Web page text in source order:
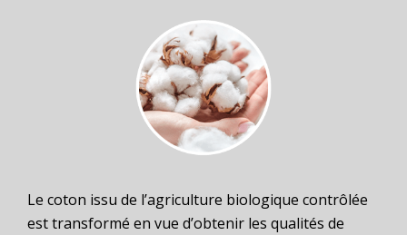
Le coton issu de l’agriculture biologique contrôlée
est transformé en vue d’obtenir les qualités de